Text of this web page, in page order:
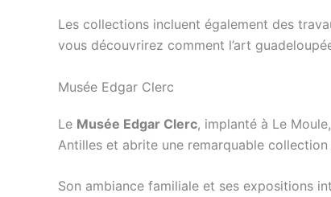
Les collections incluent également des
vous découvrirez comment l’art
Musée Edgar Clerc
Le Musée Edgar Clerc, implanté à Le
Antilles et abrite une remarquable collection
Son ambiance familiale et ses expositions